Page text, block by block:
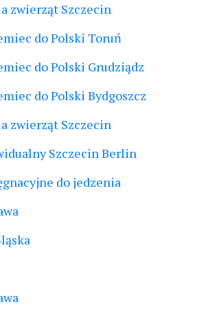
zwierząt Szczecin
do Polski Toruń
do Polski Grudziądz
do Polski Bydgoszcz
zwierząt Szczecin
Szczecin Berlin
do jedzenia